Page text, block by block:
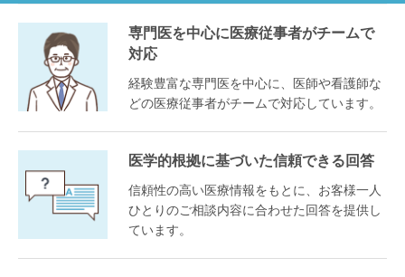
専門医を中心に医療従事者がチームで
対応
経験豊富な専門医を中心に、医師や看護師な
どの医療従事者がチームで対応しています。
医学的根拠に基づいた信頼できる回答
信頼性の高い医療情報をもとに、お客様一人
ひとりのご相談内容に合わせた回答を提供し
ています。